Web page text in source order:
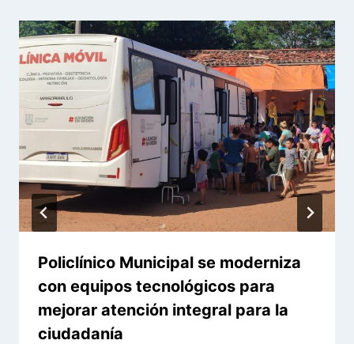
Policlínico Municipal se moderniza
con equipos tecnológicos para
mejorar atención integral para la
ciudadanía